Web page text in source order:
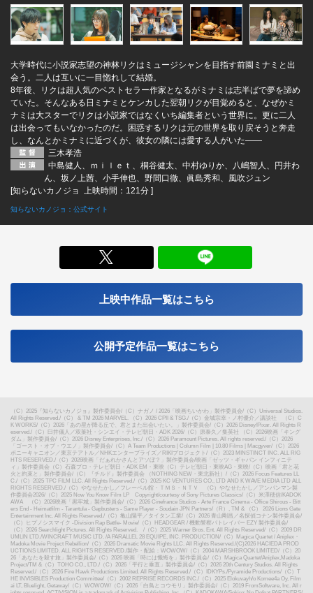
大学時代に小説家志望の神林リクはミュージシャンを目指す前園ミナミと出
会う。二人は互いに一目惚れして結婚。
8年後、リクは超人気のベストセラー作家となるがミナミは志半ばで夢を諦め
ていた。そんなある日ミナミとケンカした翌朝リクが目覚めると、なぜかミ
ナミは大スターでリクは小説家ではなくいち編集者という世界に。更に二人
は出会ってもいなかったのだ。困惑するリクは元の世界を取り戻そうと奔走
し、なんとかミナミに近づくが、彼女の隣には愛する人がいた――
三木孝浩
中島健人、ｍｉｌｅｔ、桐谷健太、中村ゆりか、八嶋智人、円井わ
ん、坂ノ上茜、小手伸也、野間口徹、眞島秀和、風吹ジュン
[知らないカノジョ 上映時間：121分 ]
知らないカノジョ：公式サイト
上映中作品一覧はこちら
公開予定作品一覧はこちら
（C）2025『知らないカノジョ』製作委員会/ （C）ナガノ / 2026「映画ちいかわ」製作委員会/ （C）Universal Studios.
All Rights Reserved./ （C） & TM 2026 MARVEL. （C）2026 CPII & TSG./ （C）金城宗幸・ノ村優介／講談社 （C）C
K WORKS/ （C）2026「あの星が降る丘で、君とまた出会いたい。」製作委員会/ （C）2026 Disney/Pixar. All Rights R
eserved./ （C）臼井儀人／双葉社・シンエイ・テレビ朝日・ADK 2026/ （C）原泰久／集英社 （C）2026映画「キング
ダム」製作委員会/ （C）2026 Disney Enterprises, Inc./ （C）2026 Paramount Pictures. All rights reserved./ （C）2026
「ゴースト・オブ・ウエノ」製作委員会/ （C）A Team Productions | Column Film | 10.80 Films | Macgyver/ （C）2026
ポニーキャニオン／東京テアトル／NHKエンタープライズ／RIKIプロジェクト / （C）2023 MINSTINCT INC. ALL RIG
HTS RESERVED./ （C）2026映画「だぁれかさんとアソぼ？」製作委員会/映画「ゼッツ・ギャバン インフィニテ
ィ」製作委員会（C）石森プロ・テレビ朝日・ADK EM・東映（C）テレビ朝日・東映AG・東映/ （C）映画「君と花
火と約束と」製作委員会/ （C）『チルド』製作委員会 （NOTHING NEW・東北新社） / （C）2026 Focus Features LL
C./ （C）2025 TPC FILM LLC. All Rights Reserved./ （C）2025 KC VENTURES CO., LTD AND K WAVE MEDIA LTD ALL
RIGHTS RESERVED./ （C）やなせたかし／フレーベル館・ＴＭＳ・ＮＴＶ （C）やなせたかし／アンパンマン製
作委員会2026/ （C）2025 Now You Know Film LP Copyright/courtesy of Sony Pictures Classics/ （C）米澤穂信/KADOK
AWA （C）2026映画「黒牢城」製作委員会/ （C）2026 Cinefrance Studios - Arte France Cinema - Office Shirous - Bitt
ers End - Heimatfilm - Tarantula - Gapbusters - Same Player - Soudain JPN Partners/ （R）, TM & （C） 2026 Lions Gate
Entertainment Inc. All Rights Reserved./ （C）亀山陽平／タイタン工業 / （C）2026 青山剛昌／名探偵コナン製作委員会/
（C）ヒプノシスマイク -Division Rap Battle- Movie/ （C）HEADGEAR / 機動警察パトレイバー EZY 製作委員会/
（C）2026 Searchlight Pictures. All Rights Reserved. / （C）2025 Warner Bros. Ent. All Rights Reserved/ （C）2009 DR
UMLIN LTD./WINCRAFT MUSIC LTD. /A PARALLEL 28 EQUIPE, INC. PRODUCTION/ （C）Magica Quartet / Aniplex・
Madoka Movie Project Rebellion/ （C）2026 Dramatic Movie Rights LLC. All Rights Reserved./(C)2026 HACIEDA PROD
UCTIONS LIMITED. ALL RIGHTS RESERVED./製作・配給：WOWOW/ （C）2004 MARSHBROOK LIMITED/ （C）20
26「あなたを殺す旅」製作委員会/ （C）2026 映画「時には懺悔を」製作委員会/ （C）Magica Quartet/Aniplex,Madoka
Project/TM &（C）TOHO CO., LTD./ （C）2026「平行と垂直」製作委員会/ （C）2026 20th Century Studios. All Rights
Reserved./ （C）2026 Fire Hawk Productions Limited. All Rights Reserved./ （C）IDKYPs./Pyramide Productions/ （C）T
HE INVISIBLES Production Committee/ （C）2002 REPRISE RECORDS INC./ （C）2025 Elokuvayh/o Komee4a Oy, Film
ai LT, Bluelight, Getaway/ （C）WOWOW/ （C）2026「白鳥とコウモリ」製作委員会/ （C）2019 FromSoftware, Inc. All r